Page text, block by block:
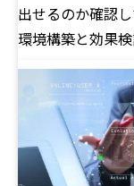
出せるのか確認
環境構築と効果検